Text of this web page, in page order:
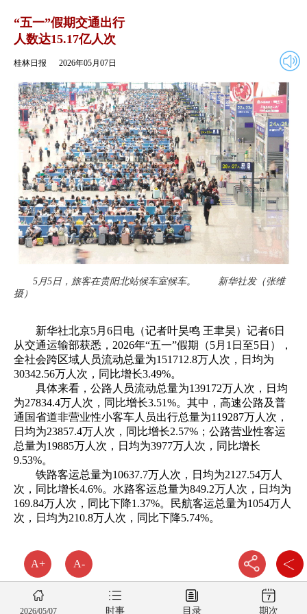
A+ A-
2026年05月07日
“五一”假期交通出行
人数达15.17亿人次
桂林日报 2026年05月07日
5月5日，旅客在贵阳北站候车室候车。 新华社发（张维
摄）
新华社北京5月6日电（记者叶昊鸣 王聿昊）记者6日
从交通运输部获悉，2026年“五一”假期（5月1日至5日），
全社会跨区域人员流动总量为151712.8万人次，日均为
30342.56万人次，同比增长3.49%。
具体来看，公路人员流动总量为139172万人次，日均
为27834.4万人次，同比增长3.51%。其中，高速公路及普
通国省道非营业性小客车人员出行总量为119287万人次，
日均为23857.4万人次，同比增长2.57%；公路营业性客运
总量为19885万人次，日均为3977万人次，同比增长
9.53%。
铁路客运总量为10637.7万人次，日均为2127.54万人
次，同比增长4.6%。水路客运总量为849.2万人次，日均为
169.84万人次，同比下降1.37%。民航客运总量为1054万人
次，日均为210.8万人次，同比下降5.74%。
2026/05/07 时事 目录 期次